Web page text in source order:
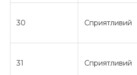
30 Сприятливий
31 Сприятливий